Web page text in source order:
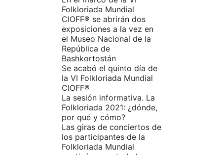
Folkloriada Mundial
CIOFF®️ se abrirán dos
exposiciones a la vez en
el Museo Nacional de la
República de
Bashkortostán
Se acabó el quinto día de
la VI Folkloriada Mundial
CIOFF®️
La sesión informativa. La
Folkloriada 2021: ¿dónde,
por qué y cómo?
Las giras de conciertos de
los participantes de la
Folkloriada Mundial